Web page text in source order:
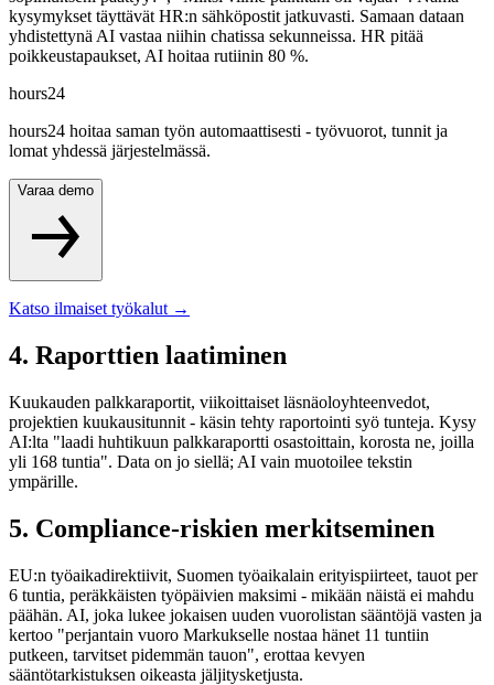
kysymykset täyttävät HR:n sähköpostit jatkuvasti. Samaan dataan
yhdistettynä AI vastaa niihin chatissa sekunneissa. HR pitää
poikkeustapaukset, AI hoitaa rutiinin 80 %.
hours24
hours24 hoitaa saman työn automaattisesti - työvuorot, tunnit ja
lomat yhdessä järjestelmässä.
Varaa demo
Katso ilmaiset työkalut →
4. Raporttien laatiminen
Kuukauden palkkaraportit, viikoittaiset läsnäoloyhteenvedot,
projektien kuukausitunnit - käsin tehty raportointi syö tunteja. Kysy
AI:lta "laadi huhtikuun palkkaraportti osastoittain, korosta ne, joilla
yli 168 tuntia". Data on jo siellä; AI vain muotoilee tekstin
ympärille.
5. Compliance-riskien merkitseminen
EU:n työaikadirektiivit, Suomen työaikalain erityispiirteet, tauot per
6 tuntia, peräkkäisten työpäivien maksimi - mikään näistä ei mahdu
päähän. AI, joka lukee jokaisen uuden vuorolistan sääntöjä vasten ja
kertoo "perjantain vuoro Markukselle nostaa hänet 11 tuntiin
putkeen, tarvitset pidemmän tauon", erottaa kevyen
sääntötarkistuksen oikeasta jäljitysketjusta.